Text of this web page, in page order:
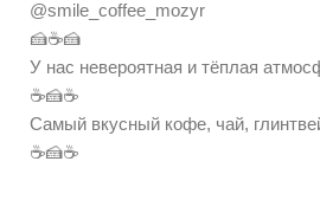
@smile_coffee_mozyr
🍰☕️🍰
У нас невероятная и тёплая
☕️🍰☕️
Самый вкусный кофе, чай,
☕️🍰☕️